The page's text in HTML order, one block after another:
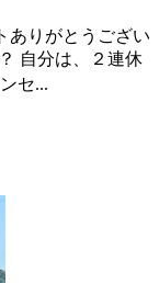
ありがとうござい
自分は、２連休
セ...